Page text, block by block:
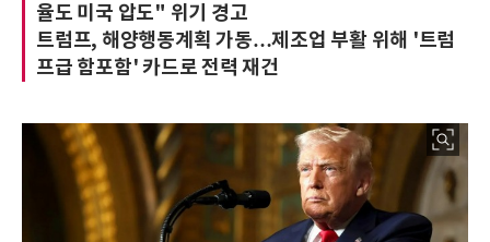
율도 미국 압도" 위기 경고
트럼프, 해양행동계획 가동…제조업 부활 위해 '트럼
프급 함포함' 카드로 전력 재건